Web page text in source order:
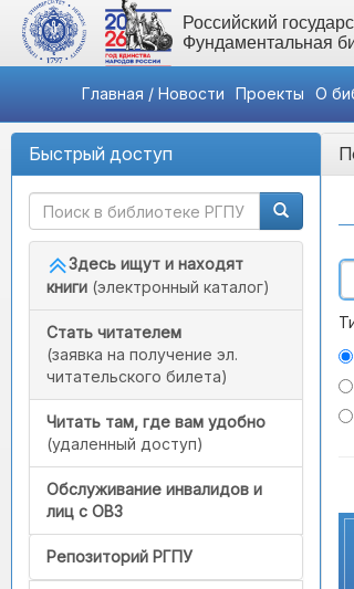
Российский
Фундаментальная
Главная / Новости Проекты О
Быстрый доступ
Здесь ищут и находят
книги (электронный каталог)
Стать читателем
(заявка на получение эл.
читательского билета)
Читать там, где вам удобно
(удаленный доступ)
Обслуживание инвалидов и
лиц с ОВЗ
Репозиторий РГПУ